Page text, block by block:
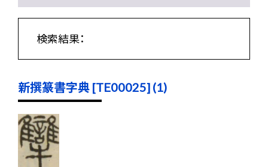
検索結果：
新撰篆書字典 [TE00025] (1)